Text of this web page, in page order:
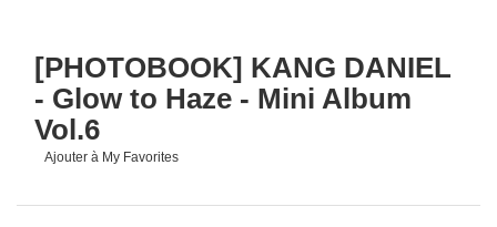
[PHOTOBOOK] KANG DANIEL
- Glow to Haze - Mini Album
Vol.6
Ajouter à My Favorites